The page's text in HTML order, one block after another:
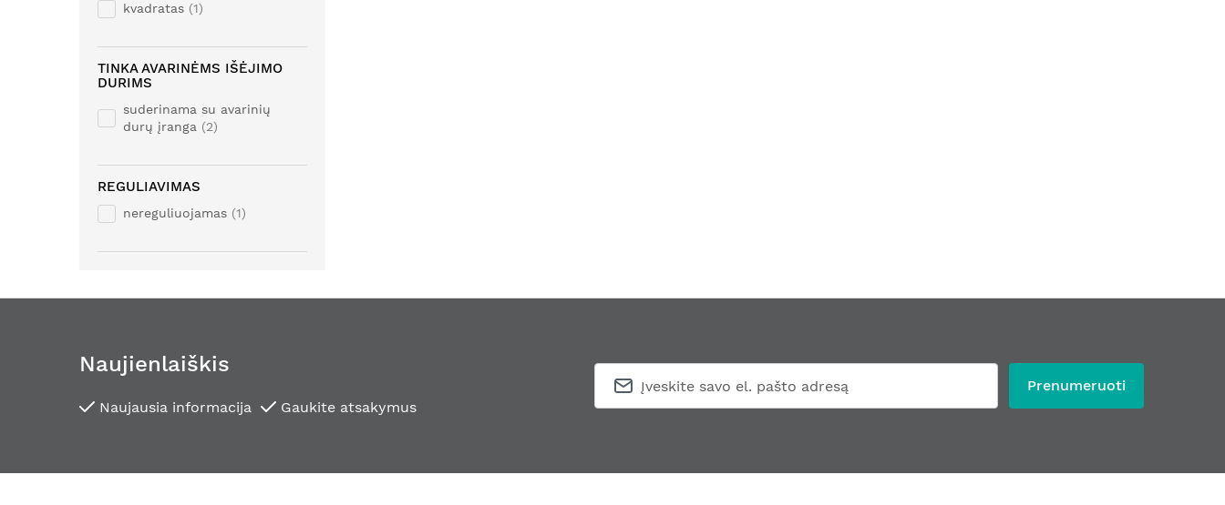
kvadratas 1
TINKA AVARINĖMS IŠĖJIMO
DURIMS
suderinama su avarinių
durų įranga
2
REGULIAVIMAS
nereguliuojamas 1
Naujienlaiškis
Naujausia informacija Gaukite atsakymus
Prenumeruoti